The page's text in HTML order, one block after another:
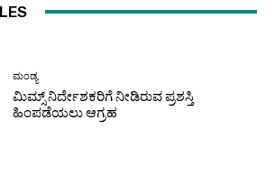
ಮಂಡ್ಯ
ಮಿಮ್ಸ್ ನಿರ್ದೇಶಕರಿಗೆ ನೀಡಿರುವ ಪ್ರಶಸ್ತಿ
ಹಿಂಪಡೆಯಲು ಆಗ್ರಹ